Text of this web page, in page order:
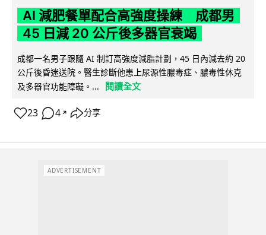
AI 減肥餐單配合高強度操練 成都男
45 日減 20 公斤後多器官衰竭
成都一名男子跟隨 AI 制訂高強度減脂計劃，45 日內減去約 20
公斤後昏迷送院。醫生診斷他患上尿源性膿毒症、膿毒性休克
及多器官功能障礙。...
閱讀全文
23 4 ↗ 分享
ADVERTISEMENT